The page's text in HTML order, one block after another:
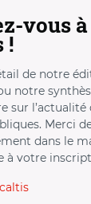
vous à
!
de notre
notre
sur l’actualité
Merci
dans le
à votre